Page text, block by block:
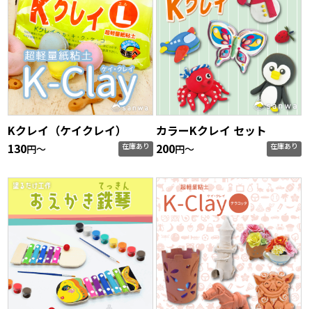
Kクレイ（ケイクレイ）
130円〜 在庫あり
カラーKクレイ セット
200円〜 在庫あり